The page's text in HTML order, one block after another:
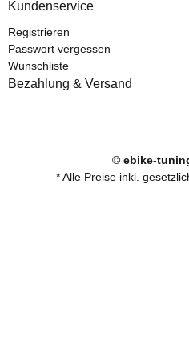
Kundenservice
Registrieren
Passwort vergessen
Wunschliste
Bezahlung & Versand
© ebike-
* Alle Preise inkl.